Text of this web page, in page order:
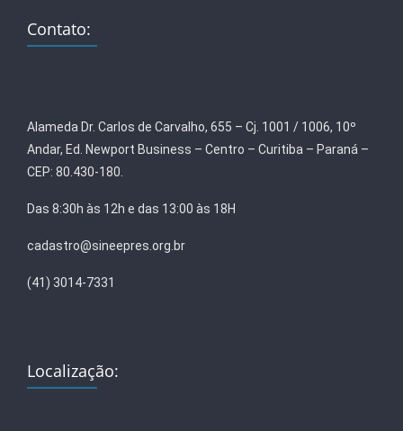
Contato:
Alameda Dr. Carlos de Carvalho, 655 – Cj. 1001 / 1006, 10º
Andar, Ed. Newport Business – Centro – Curitiba – Paraná –
CEP: 80.430-180.
Das 8:30h às 12h e das 13:00 às 18H
cadastro@sineepres.org.br
(41) 3014-7331
Localização: